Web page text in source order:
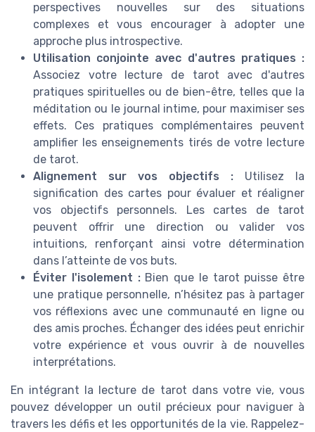
perspectives nouvelles sur des situations
complexes et vous encourager à adopter une
approche plus introspective.
Utilisation conjointe avec d'autres pratiques :
Associez votre lecture de tarot avec d'autres
pratiques spirituelles ou de bien-être, telles que la
méditation ou le journal intime, pour maximiser ses
effets. Ces pratiques complémentaires peuvent
amplifier les enseignements tirés de votre lecture
de tarot.
Alignement sur vos objectifs : Utilisez la
signification des cartes pour évaluer et réaligner
vos objectifs personnels. Les cartes de tarot
peuvent offrir une direction ou valider vos
intuitions, renforçant ainsi votre détermination
dans l’atteinte de vos buts.
Éviter l'isolement :Bien que le tarot puisse être
une pratique personnelle, n’hésitez pas à partager
vos réflexions avec une communauté en ligne ou
des amis proches. Échanger des idées peut enrichir
votre expérience et vous ouvrir à de nouvelles
interprétations.
En intégrant la lecture de tarot dans votre vie, vous
pouvez développer un outil précieux pour naviguer à
travers les défis et les opportunités de la vie. Rappelez-